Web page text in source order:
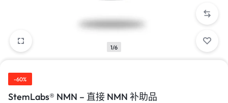
1/6
-60%
StemLabs® NMN – 直接 NMN 补助品